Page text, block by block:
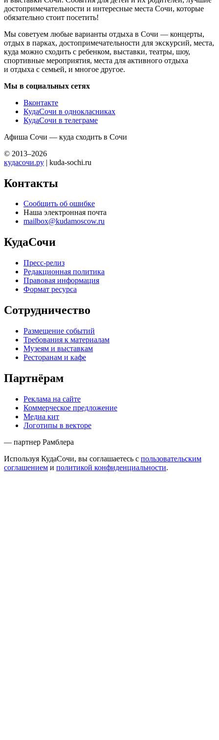
достопримечательности и интересные места Сочи, которые
обязательно стоит посетить!
Мы советуем любые варианты отдыха в Сочи — концерты,
отдых в парках, достопримечательности для экскурсий, места,
куда можно сходить с ребенком, выставки, театры, шоу,
спортивные мероприятия, места для активного отдыха
и отдыха с семьей, и многое другое.
Мы в социальных сетях
Вконтакте
КудаСочи в однокласниках
КудаСочи в телеграме
Афиша Сочи — куда сходить в Сочи
© 2013–2026
кудасочи.ру | kuda-sochi.ru
Контакты
Сообщить об ошибке
Наша электронная почта
mailbox@kudamoscow.ru
КудаСочи
Пресс-релиз
Редакционная политика
Правовая информация
Формат ресурса
Сотрудничество
Размещение событий
Требования к материалам
Музеям и выставкам
Ресторанам и кафе
Партнёрам
Реклама на сайте
Коммерческое предложение
Медиа кит
Логотипы в векторе
— партнер Рамблера
Используя КудаСочи, вы соглашаетесь с пользовательским
соглашением и политикой конфиденциальности.